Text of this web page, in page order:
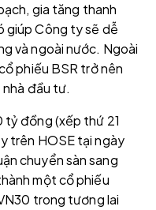
gia tăng thanh
giúp Công ty sẽ dễ
và ngoài nước. Ngoài
phiếu BSR trở nên
đầu tư.
tỷ đồng (xếp thứ 21
trên HOSE tại ngày
chuyển sàn sang
một cổ phiếu
trong tương lai